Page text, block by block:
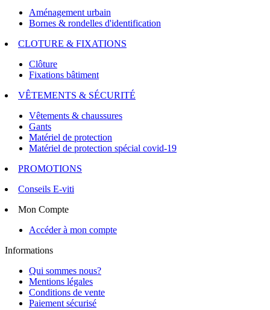
Aménagement urbain
Bornes & rondelles d'identification
CLOTURE & FIXATIONS
Clôture
Fixations bâtiment
VÊTEMENTS & SÉCURITÉ
Vêtements & chaussures
Gants
Matériel de protection
Matériel de protection spécial covid-19
PROMOTIONS
Conseils E-viti
Mon Compte
Accéder à mon compte
Informations
Qui sommes nous?
Mentions légales
Conditions de vente
Paiement sécurisé